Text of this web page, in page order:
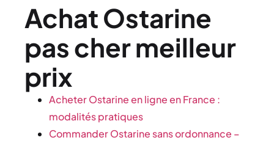
Achat Ostarine
pas cher meilleur
prix
Acheter Ostarine en ligne en France :
modalités pratiques
Commander Ostarine sans ordonnance –